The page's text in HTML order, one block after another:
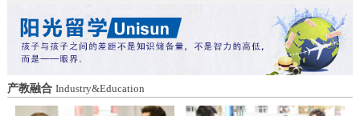
动会为契机，涵养健康体魄、锤炼坚韧意
志，将赛场上的拼搏精神、协作意识转化
为学习工作的强大动力，凝心聚力、笃行
不怠，共同书写华澳学院高质量发展的崭
新篇章。 本届开幕式以“逐梦 健康 奋进
感恩”为脉络，献上四场精彩展演。 健康
造特色育人载体。三要强化队伍建设。通
过挂职帮带、专题培训、观摩交流等形
式，培育政治强、业务精、作风正的党务
和思政工作队伍。四要推动深度融合。把
结对共建融入专业建设、科研创新、人才
培养、社会服务全过程，让党建引领下的
校际合作，既赋能民办高校规范发展，也
产教融合 Industry&Education